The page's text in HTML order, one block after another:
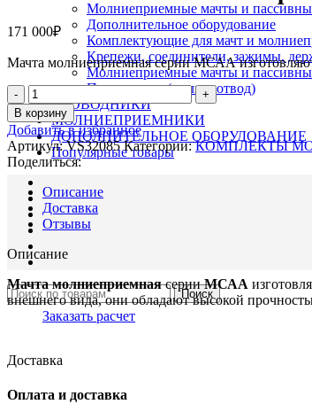
Молниеприемные мачты и
Дополнительное оборудование
Комплектующие для мачт и
Крепежи, соединители, зажимы,
Молниеприемные мачты и
Проводники (молниеотвод)
ПРОВОДНИКИ
МОЛНИЕПРИЕМНИКИ
ДОПОЛНИТЕЛЬНОЕ ОБОРУДОВАНИЕ
Популярные товары
Поиск
Заказать расчет
171 000₽
Мачта молниеприемная серии МСАА
Количество
товара
VS32085
Мачта
молниеприемная
серии
МСАА
20м
В корзину
Добавить в избранное
Артикул:VS32085Категории: КОМПЛЕКТЫ
Поделиться:
Описание
Доставка
Отзывы
Описание
Мачта молниеприемнаясерииМСАА
внешнего вида, они обладают высокой
Доставка
Оплата и доставка